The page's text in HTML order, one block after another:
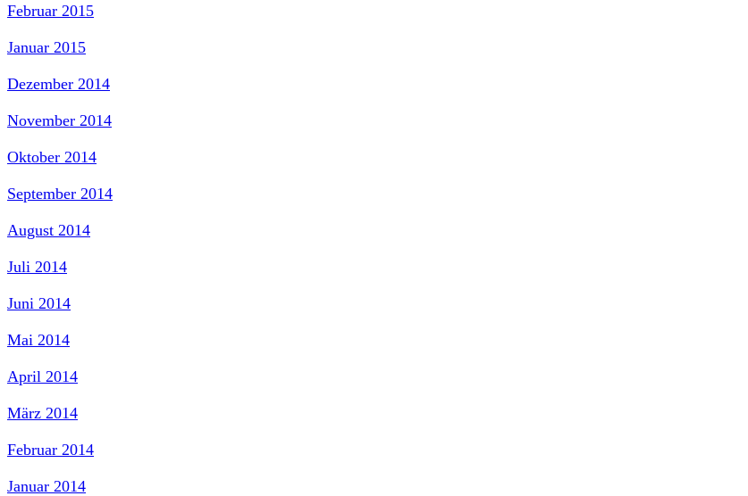
Februar 2015
Januar 2015
Dezember 2014
November 2014
Oktober 2014
September 2014
August 2014
Juli 2014
Juni 2014
Mai 2014
April 2014
März 2014
Februar 2014
Januar 2014